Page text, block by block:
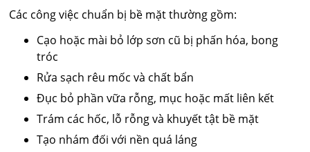
Các công việc chuẩn bị bề mặt thường gồm:
Cạo hoặc mài bỏ lớp sơn cũ bị phấn hóa, bong
tróc
Rửa sạch rêu mốc và chất bẩn
Đục bỏ phần vữa rỗng, mục hoặc mất liên kết
Trám các hốc, lỗ rỗng và khuyết tật bề mặt
Tạo nhám đối với nền quá láng